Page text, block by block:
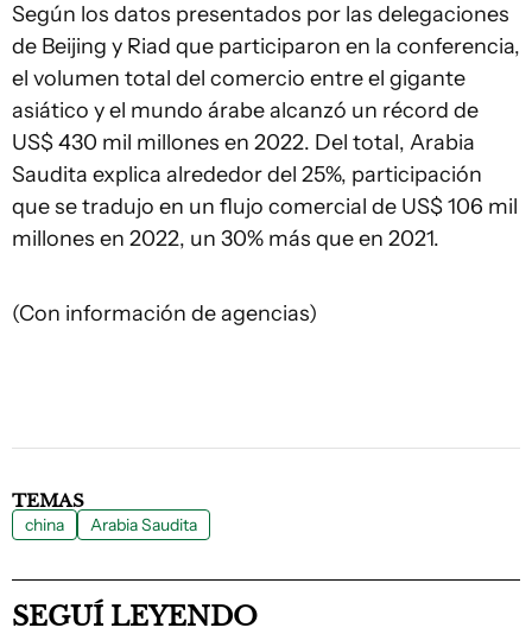
Según los datos presentados por las delegaciones
de Beijing y Riad que participaron en la conferencia,
el volumen total del comercio entre el gigante
asiático y el mundo árabe alcanzó un récord de
US$ 430 mil millones en 2022. Del total, Arabia
Saudita explica alrededor del 25%, participación
que se tradujo en un flujo comercial de US$ 106 mil
millones en 2022, un 30% más que en 2021.
(Con información de agencias)
TEMAS
china Arabia Saudita
SEGUÍ LEYENDO